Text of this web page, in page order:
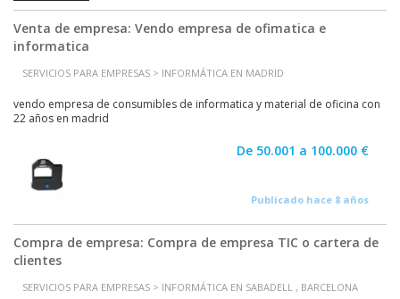
Venta de empresa: Vendo empresa de ofimatica e
informatica
SERVICIOS PARA EMPRESAS > INFORMÁTICA EN MADRID
vendo empresa de consumibles de informatica y material de oficina con
22 años en madrid
De 50.001 a 100.000 €
Publicado hace 8 años
Compra de empresa: Compra de empresa TIC o cartera de
clientes
SERVICIOS PARA EMPRESAS > INFORMÁTICA EN SABADELL , BARCELONA